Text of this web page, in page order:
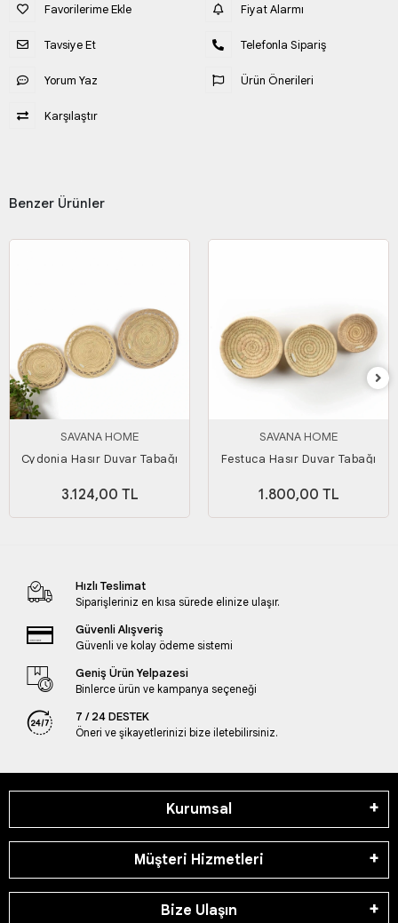
Favorilerime Ekle
Tavsiye Et
Yorum Yaz
Karşılaştır
Fiyat Alarmı
Telefonla Sipariş
Ürün Önerileri
Benzer Ürünler
SAVANA HOME
Cydonia Hasır Duvar Tabağı
3.124,00 TL
SAVANA HOME
Festuca Hasır Duvar Tabağı
1.800,00 TL
Hızlı Teslimat
Siparişleriniz en kısa sürede elinize ulaşır.
Güvenli Alışveriş
Güvenli ve kolay ödeme sistemi
Geniş Ürün Yelpazesi
Binlerce ürün ve kampanya seçeneği
7 / 24 DESTEK
Öneri ve şikayetlerinizi bize iletebilirsiniz.
Kurumsal
Müşteri Hizmetleri
Bize Ulaşın